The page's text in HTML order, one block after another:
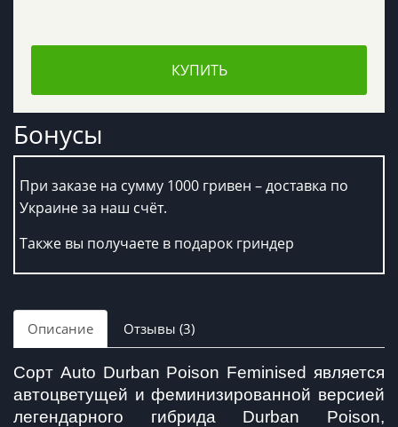
КУПИТЬ
Бонусы
При заказе на сумму 1000 гривен – доставка по
Украине за наш счёт.
Также вы получаете в подарок гриндер
Описание Отзывы (3)
Сорт Auto Durban Poison Feminised является
автоцветущей и феминизированной версией
легендарного гибрида Durban Poison,